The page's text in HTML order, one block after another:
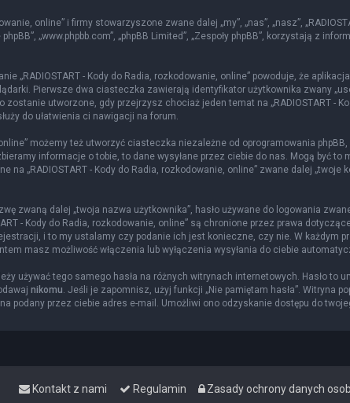
online” i firmy stowarzyszone zwane dalej „my”, „nas”, „nasz”,
„www.phpbb.com”, „phpBB Limited”, „Zespoły phpBB”, korzystają z
„RADIOSTART - Kody do Radia, rozkodowanie, online” powoduje, że
Pierwsze dwa ciasteczka zawierają identyfikator użytkownika zwany
utworzone, gdy przejrzysz chociaż jeden temat na „RADIOSTART -
do ułatwienia ci nawigacji na forum.
możemy też utworzyć ciasteczka niezależne od oprogramowania
informacje o tobie, to dane wysyłane przez ciebie do nas. Mogą być
na „RADIOSTART - Kody do Radia, rozkodowanie, online” zwane dalej
zwaną dalej „twoja nazwa użytkownika”, hasło używane do logowania
- Kody do Radia, rozkodowanie, online” są chronione przez prawa
i to my ustalamy czy podanie ich jest konieczne, czy nie. W każdym
masz możliwość włączenia lub wyłączenia wysyłania do ciebie
używać tego samego hasła na różnych witrynach internetowych. Hasło to
nikomu. Jeśli je zapomnisz, użyj funkcji „Nie pamiętam hasła”. Witryna
podany przez ciebie adres e-mail. Umożliwi ono odzyskanie dostępu do
Zasady ochrony danych
Regulamin
Kontakt z nami